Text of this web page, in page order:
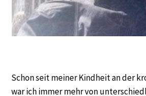
Schon seit meiner Kindheit an der
war ich immer mehr von